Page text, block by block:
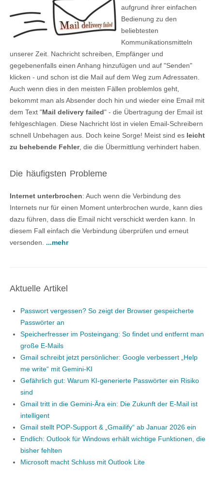
aufgrund ihrer einfachen
Bedienung zu den
beliebtesten
Kommunikationsmitteln
unserer Zeit. Nachricht schreiben, Empfänger und
gegebenenfalls einen Anhang hinzufügen und auf "Senden"
klicken - und schon ist die Mail auf dem Weg zum Adressaten.
Auch wenn dies in den meisten Fällen problemlos geht,
bekommt man als Absender doch hin und wieder eine Email mit
dem Text "Mail delivery failed" - die Übertragung der Email ist
fehlgeschlagen. Diese Nachricht löst in vielen Email-Schreibern
schnell Unbehagen aus. Doch keine Sorge! Meist sind es leicht
zu behebende Fehler, die die Übermittlung verhindert haben.
Die häufigsten Probleme
Internet unterbrochen: Auch wenn die Verbindung des
Internets nur für einen Moment unterbrochen wurde, kann dies
dazu führen, dass die Email nicht verschickt werden kann. In
diesem Fall einfach die Verbindung überprüfen und erneut
versenden. ...mehr
Aktuelle Artikel
Passwort vergessen? So zeigt der Browser gespeicherte
Passwörter an
Speicherfresser im Posteingang: So findet und entfernt man
große E-Mails
Gmail schreibt jetzt persönlicher: Google verbessert „Help
me write“ mit Gemini-KI
Gefährlich gut: Warum KI-generierte Passwörter ein Risiko
sind
Gmail tritt in die Gemini-Ära ein: Die Zukunft der E-Mail ist
intelligent
Gmail stellt POP-Support & „Gmailify“ ab Januar 2026 ein
Endlich: Outlook für Windows erhält wichtige Funktionen, die
bisher fehlten
Microsoft macht Schluss mit Outlook Lite